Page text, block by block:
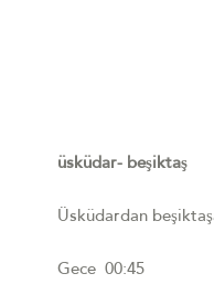
üsküdar- beşiktaş
Üsküdardan
Gece 00:45